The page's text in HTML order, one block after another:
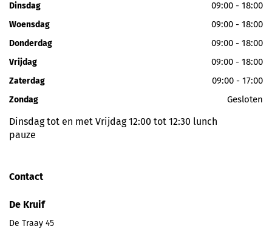
Dinsdag 09:00 - 18:00
Woensdag 09:00 - 18:00
Donderdag 09:00 - 18:00
Vrijdag 09:00 - 18:00
Zaterdag 09:00 - 17:00
Zondag Gesloten
Dinsdag tot en met Vrijdag 12:00 tot 12:30 lunch
pauze
Contact
De Kruif
De Traay 45